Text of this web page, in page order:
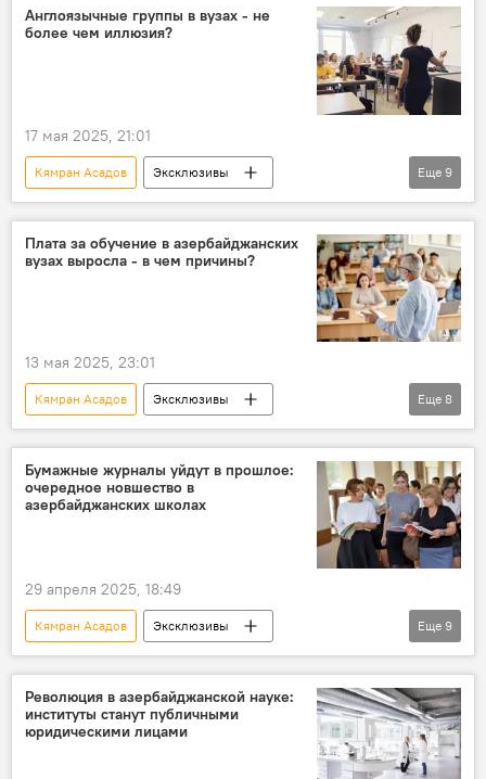
Министерство науки и образования АР
Школа
Вступительные экзамены
Эксперт
Англоязычные группы в вузах - не
более чем иллюзия?
17 мая 2025, 21:01
Кямран Асадов
Эксклюзивы
Азербайджан
Общество
Образование
Министерство науки и образования АР
преподаватели
Еще 9
Плата за обучение в азербайджанских
вузах выросла - в чем причины?
13 мая 2025, 23:01
Кямран Асадов
Эксклюзивы
Азербайджан
Общество
Министерство науки и образования АР
Образование
вузы
Еще 8
Бумажные журналы уйдут в прошлое:
очередное новшество в
азербайджанских школах
29 апреля 2025, 18:49
Кямран Асадов
Эксклюзивы
Азербайджан
Школы
электронные классные журналы
новшество
Интернет
завсектором Госагентства по дошкольному и общему образованию Азербайджана Фидан Наджафова
Еще 9
Революция в азербайджанской науке:
институты станут публичными
юридическими лицами